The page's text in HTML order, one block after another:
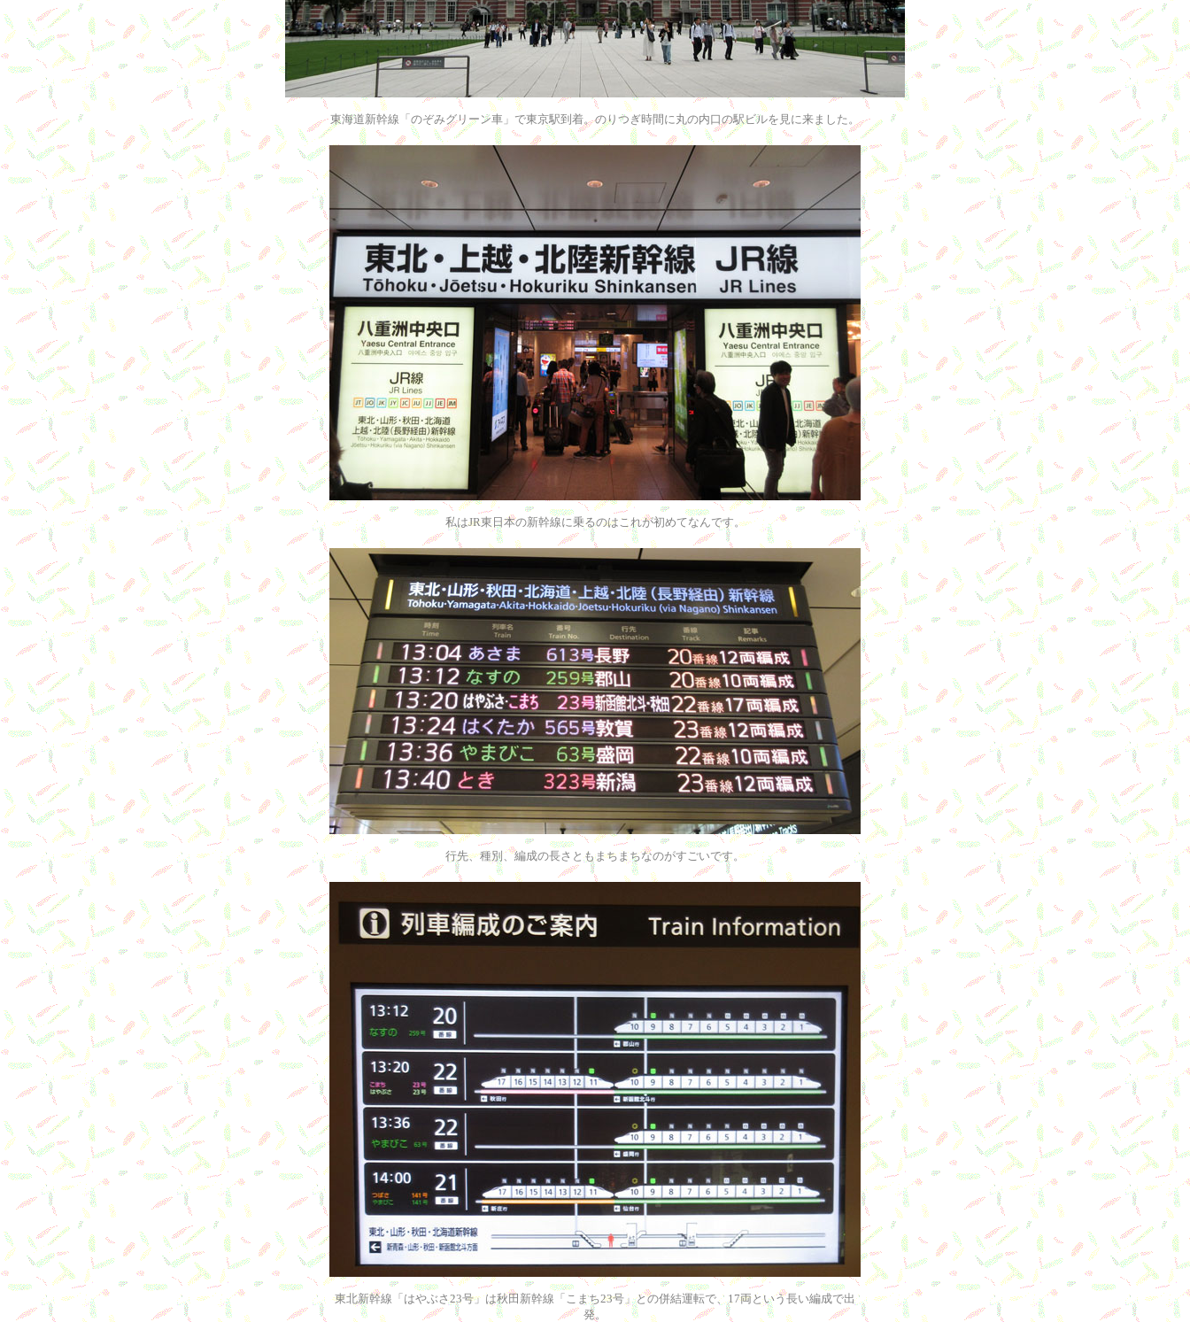
東海道新幹線「のぞみグリーン車」で東京駅到着。のりつぎ時間に丸の内口の駅ビルを見に来ました。
私はJR東日本の新幹線に乗るのはこれが初めてなんです。
行先、種別、編成の長さともまちまちなのがすごいです。
東北新幹線「はやぶさ23号」は秋田新幹線「こまち23号」との併結運転で、17両という長い編成で出
発。